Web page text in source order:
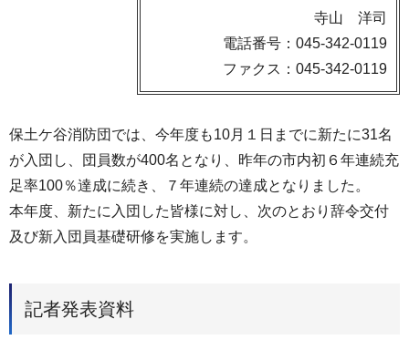
寺山 洋司
電話番号：045-342-0119
ファクス：045-342-0119
保土ケ谷消防団では、今年度も10月１日までに新たに31名
が入団し、団員数が400名となり、昨年の市内初６年連続充
足率100％達成に続き、７年連続の達成となりました。
本年度、新たに入団した皆様に対し、次のとおり辞令交付
及び新入団員基礎研修を実施します。
記者発表資料